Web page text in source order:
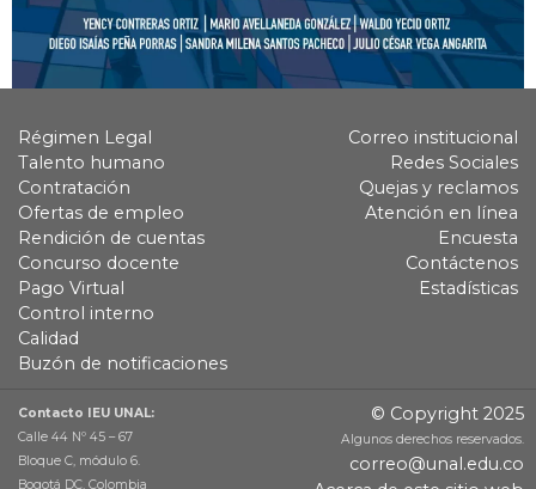
Régimen Legal
Talento humano
Contratación
Ofertas de empleo
Rendición de cuentas
Concurso docente
Pago Virtual
Control interno
Calidad
Buzón de notificaciones
Correo institucional
Redes Sociales
Quejas y reclamos
Atención en línea
Encuesta
Contáctenos
Estadísticas
Contacto IEU UNAL:
Calle 44 Nº 45 – 67
Bloque C, módulo 6.
Bogotá DC, Colombia
© Copyright 2025
Algunos derechos reservados.
correo@unal.edu.co